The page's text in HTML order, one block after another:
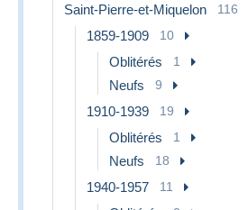
Saint-Pierre-et-Miquelon 116
1859-1909 10
Oblitérés 1
Neufs 9
1910-1939 19
Oblitérés 1
Neufs 18
1940-1957 11